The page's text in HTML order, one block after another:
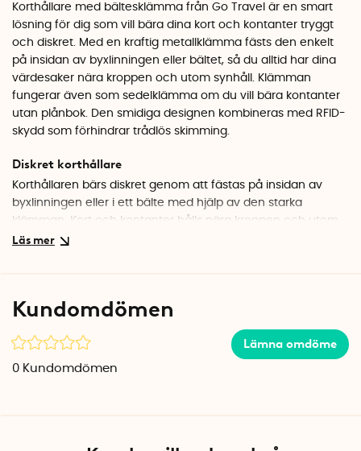
Korthållare med bältesklämma från Go Travel är en smart
lösning för dig som vill bära dina kort och kontanter tryggt
och diskret. Med en kraftig metallklämma fästs den enkelt
på insidan av byxlinningen eller bältet, så du alltid har dina
värdesaker nära kroppen och utom synhåll. Klämman
fungerar även som sedelklämma om du vill bära kontanter
utan plånbok. Den smidiga designen kombineras med RFID-
skydd som förhindrar trådlös skimming.
Diskret korthållare
Korthållaren bärs diskret genom att fästas på insidan av
byxlinningen eller i ett bälte med hjälp av den starka
klämman. Kort och kontanter hålls nära kroppen och utom
synhåll, vilket gör dem svårare att komma åt. En praktisk
Inbyggt RFID-skydd
Korthållaren har RFID-blockering som skyddar betal- och ID-
kort mot trådlös avläsning och förhindrar obehörig scanning
vid kontaktlösa betalningar.
Kundomdömen
Lämna omdöme
0 Kundomdömen